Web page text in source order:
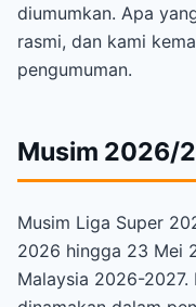
diumumkan. Apa
rasmi, dan kami
pengumuman.
Musim 2026/
Musim Liga Super
2026 hingga 23 Mei
Malaysia 2026-2027.